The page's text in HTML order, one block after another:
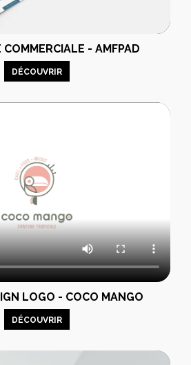
- AMFPAD
DÉCOUVRIR
LOGO - COCO MANGO
DÉCOUVRIR